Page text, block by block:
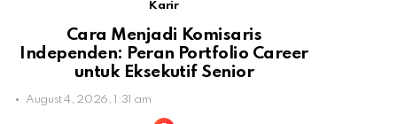
Karir
Cara Menjadi Komisaris
Independen: Peran Portfolio Career
untuk Eksekutif Senior
August 4, 2026, 1:31 am